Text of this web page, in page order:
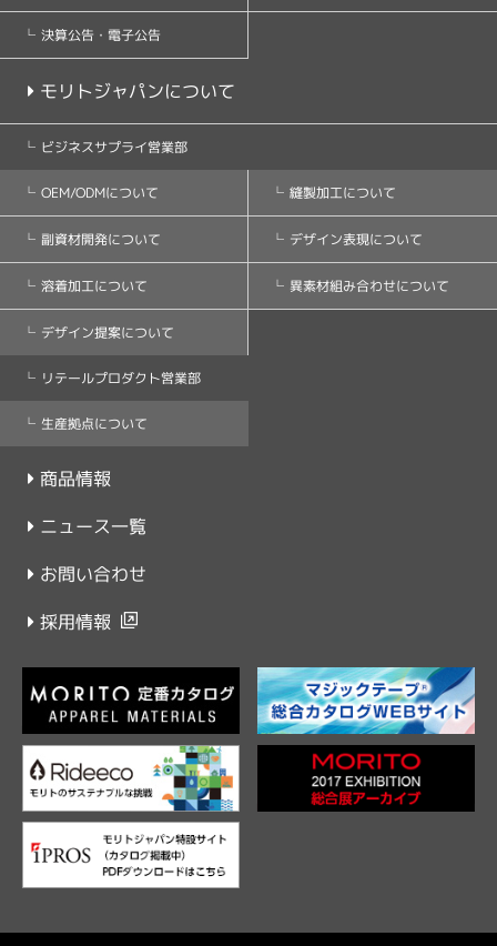
決算公告・電子公告
モリトジャパンについて
ビジネスサプライ営業部
OEM/ODMについて 縫製加工について
副資材開発について デザイン表現について
溶着加工について 異素材組み合わせについて
デザイン提案について
リテールプロダクト営業部
生産拠点について
商品情報
ニュース一覧
お問い合わせ
採用情報